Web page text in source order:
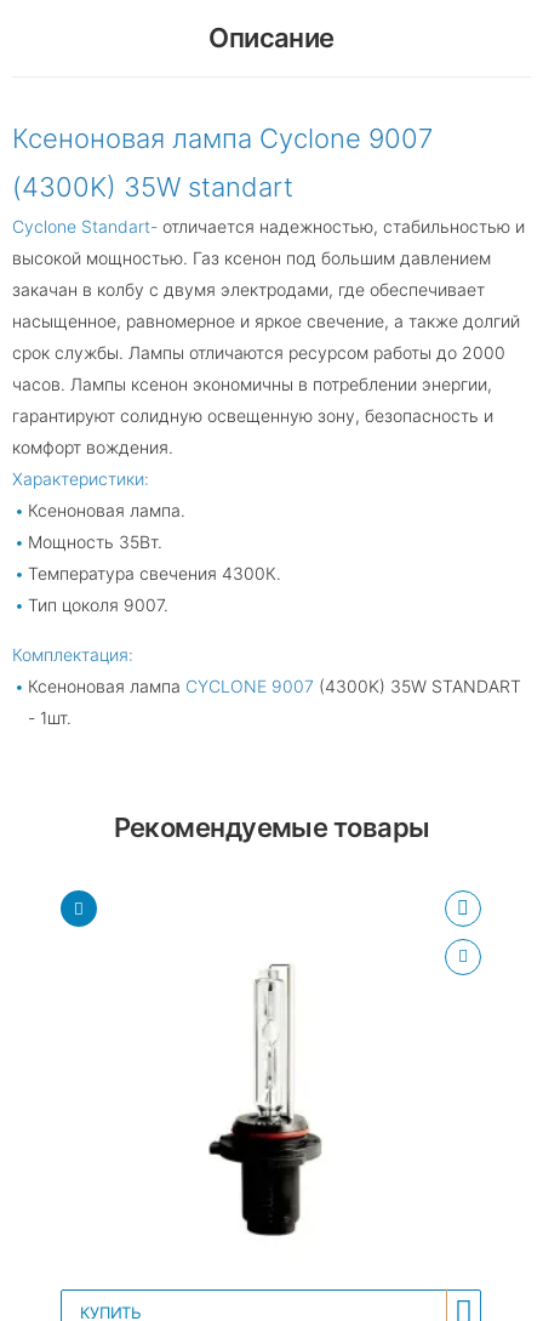
Описание
Ксеноновая лампа Cyclone 9007
(4300K) 35W standart
Cyclone Standart- отличается надежностью, стабильностью и
высокой мощностью. Газ ксенон под большим давлением
закачан в колбу с двумя электродами, где обеспечивает
насыщенное, равномерное и яркое свечение, а также долгий
срок службы. Лампы отличаются ресурсом работы до 2000
часов. Лампы ксенон экономичны в потреблении энергии,
гарантируют солидную освещенную зону, безопасность и
комфорт вождения.
Характеристики:
Ксеноновая лампа.
Мощность 35Вт.
Температура свечения 4300К.
Тип цоколя 9007.
Комплектация:
Ксеноновая лампа CYCLONE 9007 (4300K) 35W STANDART
- 1шт.
Рекомендуемые товары
КУПИТЬ